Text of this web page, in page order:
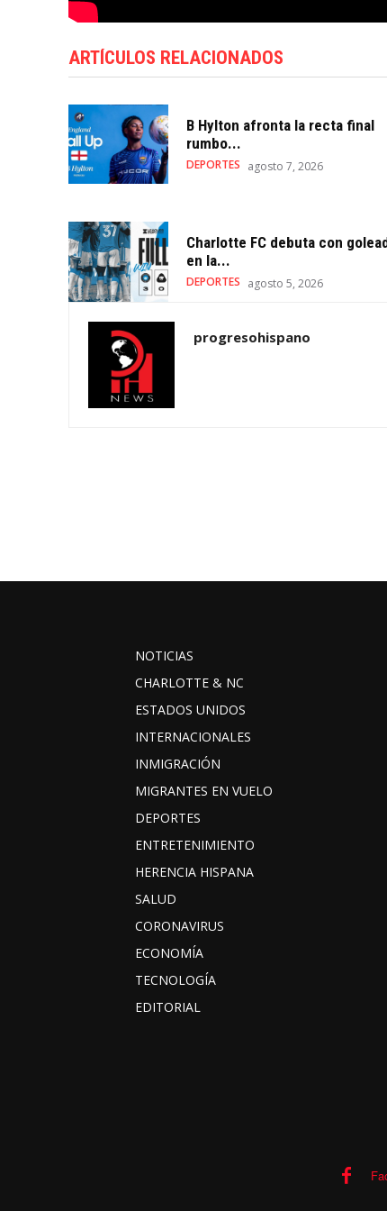
ARTÍCULOS RELACIONADOS
B Hylton afronta la recta final
rumbo...
DEPORTES agosto 7, 2026
Charlotte FC debuta con
en la...
DEPORTES agosto 5, 2026
progresohispano
NOTICIAS
CHARLOTTE & NC
ESTADOS UNIDOS
INTERNACIONALES
INMIGRACIÓN
MIGRANTES EN VUELO
DEPORTES
ENTRETENIMIENTO
HERENCIA HISPANA
SALUD
CORONAVIRUS
ECONOMÍA
TECNOLOGÍA
EDITORIAL